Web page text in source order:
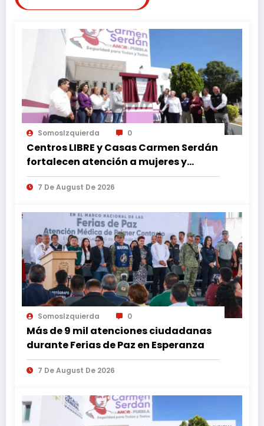
SomosIzquierda 0
Centros LIBRE y Casas Carmen Serdán
fortalecen atención a mujeres y
reducen feminicidio en Puebla
7 De August De 2026
SomosIzquierda 0
Más de 9 mil atenciones ciudadanas
durante Ferias de Paz en Esperanza
7 De August De 2026